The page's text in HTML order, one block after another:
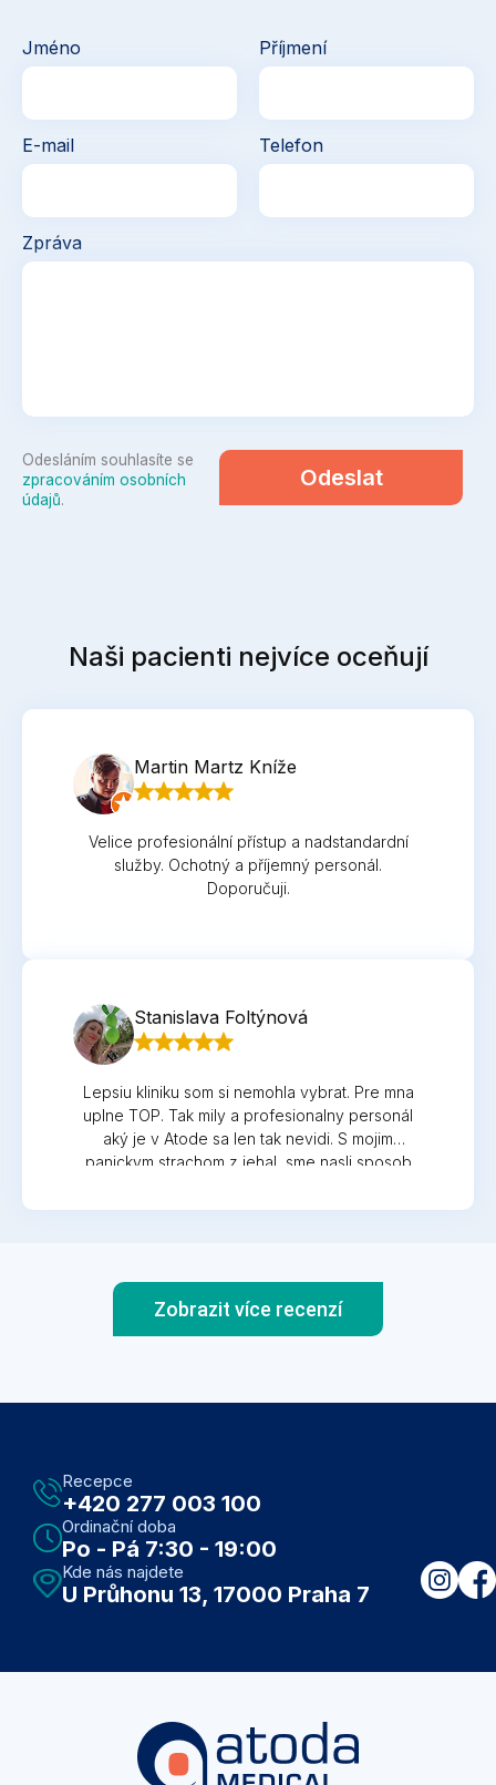
Naši pacienti nejvíce oceňují
Martin Martz Kníže
Velice profesionální přístup a nadstandardní
služby. Ochotný a příjemný personál.
Doporučuji.
Stanislava Foltýnová
Lepsiu kliniku som si nemohla vybrat. Pre mna
uplne TOP. Tak mily a profesionalny personál
aký je v Atode sa len tak nevidi. S mojim
panickym strachom z jehal, sme nasli sposob
pocas tehotenstva... gynekolog MUDr. Vlcek je
Pravidelne kontroly v presny cas, kedy pridem
a nemusim cakat sa ani z daleka nevyrovnaju
tomu aky starostlivy ma pristup pani pediatrička!
Jméno Příjmení
E-mail Telefon
Zpráva
Odesláním souhlasíte se
zpracováním osobních
údajů.
Odeslat
Zobrazit více recenzí
Recepce
+420 277 003 100
Ordinační doba
Po - Pá 7:30 - 19:00
Kde nás najdete
U Průhonu 13, 17000 Praha 7